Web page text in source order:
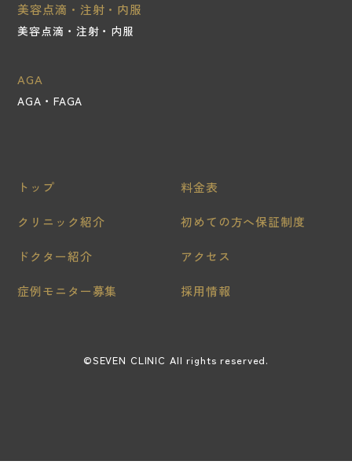
美容点滴・注射・内服
美容点滴・注射・内服
AGA
AGA・FAGA
トップ 料金表
クリニック紹介 初めての方へ保証制度
ドクター紹介 アクセス
症例モニター募集 採用情報
©SEVEN CLINIC All rights reserved.